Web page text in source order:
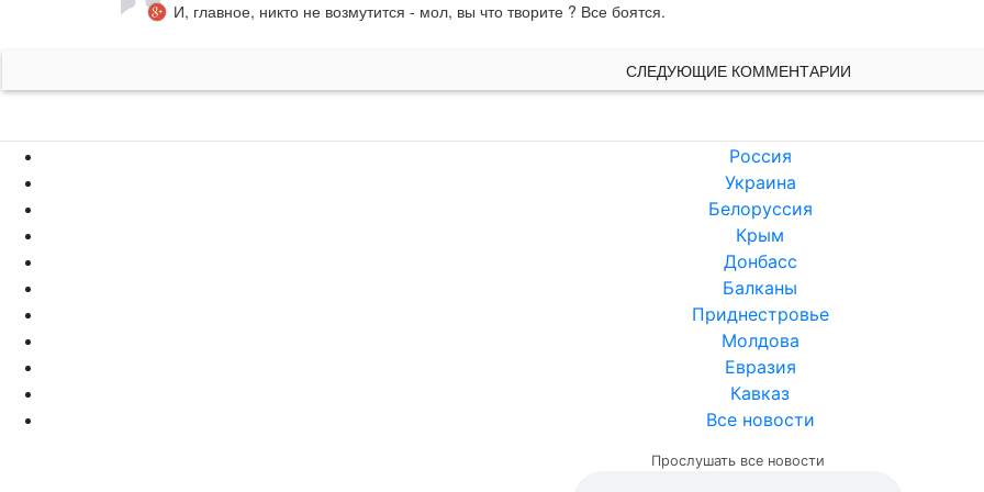
И, главное, никто не возмутится - мол, вы что творите ? Все боятся.
СЛЕДУЮЩИЕ КОММЕНТАРИИ
Россия
Украина
Белоруссия
Крым
Донбасс
Балканы
Приднестровье
Молдова
Евразия
Кавказ
Все новости
Прослушать все новости